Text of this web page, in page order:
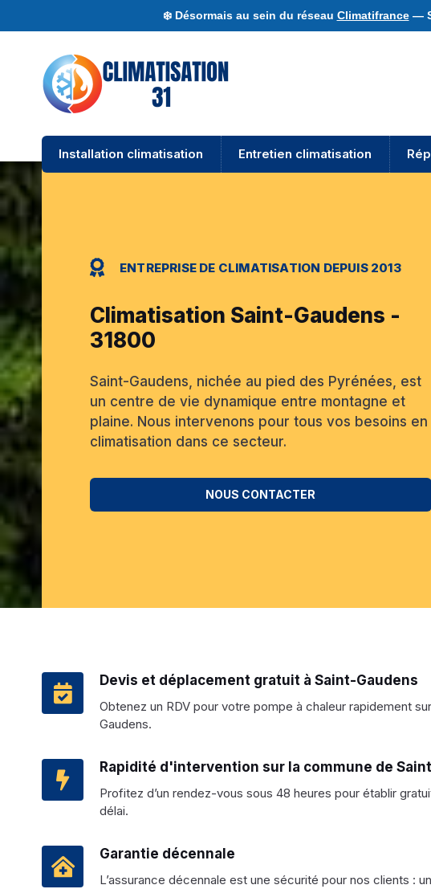
❄️ Désormais au sein du réseau Climatifrance—
Installation climatisation Entretien climatisation
ENTREPRISE DE CLIMATISATION DEPUIS 2013
Climatisation Saint-Gaudens -
31800
Saint-Gaudens, nichée au pied des Pyrénées, est
un centre de vie dynamique entre montagne et
plaine. Nous intervenons pour tous vos besoins en
climatisation dans ce secteur.
NOUS CONTACTER
Devis et déplacement gratuit à Saint-Gaudens
Obtenez un RDV pour votre pompe à chaleur rapidement
Gaudens.
Rapidité d'intervention sur la commune de
Profitez d’un rendez-vous sous 48 heures pour établir
délai.
Garantie décennale
L’assurance décennale est une sécurité pour nos clients :